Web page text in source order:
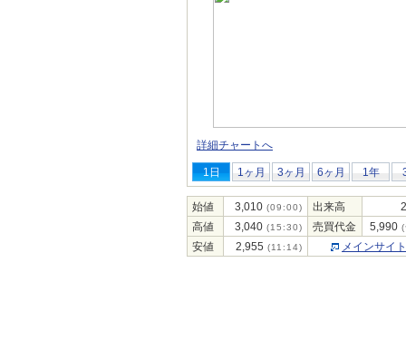
詳細チャートへ
1日 1ヶ月 3ヶ月 6ヶ月 1年
始値 3,010 (09:00) 出来高
高値
3,040 (15:30) 売買代金 5,990
安値 2,955 (11:14) メインサイ